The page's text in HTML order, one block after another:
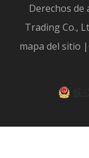
Derechos
Trading Co.,
mapa del sitio